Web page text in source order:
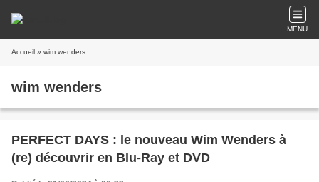
MENU
Accueil » wim wenders
wim wenders
PERFECT DAYS : le nouveau Wim Wenders à
(re) découvrir en Blu-Ray et DVD